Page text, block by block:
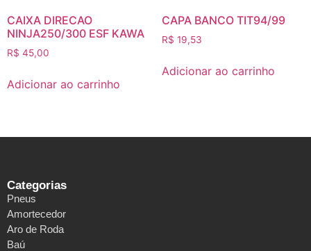
CAIXA DIRECAO
NINJA250/300 ESF KAWA
R$ 45,00
Adicionar ao carrinho
CAPA BANCO TIT94/99
R$ 19,53
Adicionar ao carrinho
Categorias
Pneus
Amortecedor
Aro de Roda
Baú